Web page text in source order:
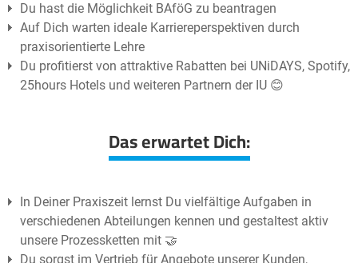
Du hast die Möglichkeit BAföG zu beantragen
Auf Dich warten ideale Karriereperspektiven durch
praxisorientierte Lehre
Du profitierst von attraktive Rabatten bei UNiDAYS, Spotify,
25hours Hotels und weiteren Partnern der IU 😊
Das erwartet Dich:
In Deiner Praxiszeit lernst Du vielfältige Aufgaben in
verschiedenen Abteilungen kennen und gestaltest aktiv
unsere Prozessketten mit 🤝
Du sorgst im Vertrieb für Angebote unserer Kunden,